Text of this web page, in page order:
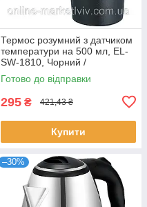
Термос розумний з датчиком
температури на 500 мл, EL-
SW-1810, Чорний /
Термокружка з сенсорним
дисплеєм
Готово до відправки
295 ₴ 421,43 ₴
Купити
–30%